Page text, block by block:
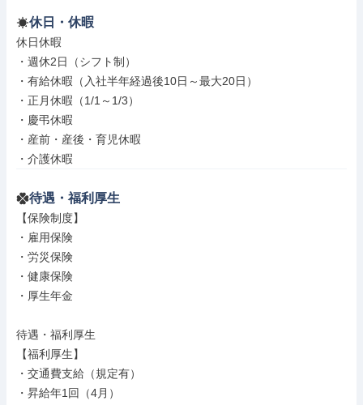
休日・休暇
休日休暇
・週休2日（シフト制）
・有給休暇（入社半年経過後10日～最大20日）
・正月休暇（1/1～1/3）
・慶弔休暇
・産前・産後・育児休暇
・介護休暇
待遇・福利厚生
【保険制度】
・雇用保険
・労災保険
・健康保険
・厚生年金
待遇・福利厚生
【福利厚生】
・交通費支給（規定有）
・昇給年1回（4月）